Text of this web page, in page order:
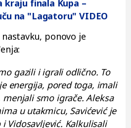
kraju finala Kupa –
na "Lagatoru" VIDEO
ponovo je
gazili i igrali odlično. To
energija, pored toga, imali
smo igrače. Aleksa
u utakmicu, Savićević je
Vidosavljević. Kalkulisali